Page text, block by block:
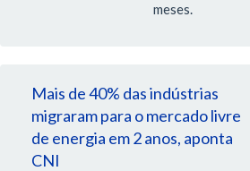
meses.
Mais de 40% das indústrias
migraram para o mercado livre
de energia em 2 anos, aponta
CNI